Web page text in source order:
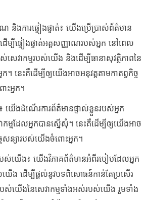
និងការផ្ទៀងផ្ទាត់៖ យើងប្រើប្រាស់ព័ត៌មាន
ម្បីផ្ទៀងផ្ទាត់អត្តសញ្ញាណរបស់អ្នក នៅពេល
សេវាកម្មរបស់យើង និងដើម្បីធានាសុវត្ថិភាពនៃ
។ នេះគឺដើម្បីឲ្យយើងអាចអនុវត្តតាមកាតព្វកិច្ច
ះអ្នក។
៖ យើងដំណើរការព័ត៌មានផ្ទាល់ខ្លួនរបស់អ្នក
ម្មដែលអ្នកបានស្នើសុំ។ នេះគឺដើម្បីឲ្យយើងអាច
ចសន្យារបស់យើងចំពោះអ្នក។
របស់យើង៖ យើងវិភាគព័ត៌មានអំពីរបៀបដែលអ្នក
យើង ដើម្បីផ្តល់នូវបទពិសោធន៍កាន់តែប្រសើរ
ស់យើងនៃសេវាកម្មទាំងអស់របស់យើង រួមទាំង